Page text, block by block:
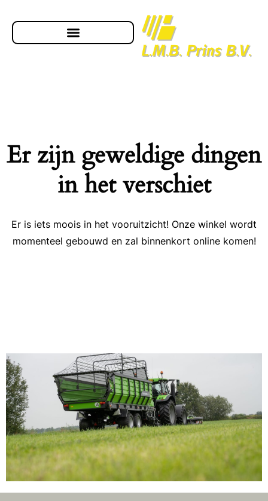
Er zijn geweldige dingen
in het verschiet
Er is iets moois in het vooruitzicht! Onze winkel wordt
momenteel gebouwd en zal binnenkort online komen!